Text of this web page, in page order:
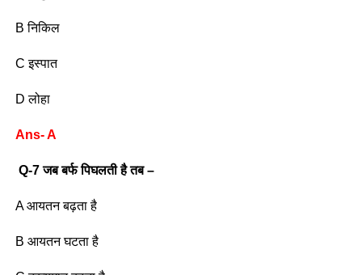
B निकिल
C इस्पात
D लोहा
Ans- A
Q-7 जब बर्फ पिघलती है तब –
A आयतन बढ़ता है
B आयतन घटता है